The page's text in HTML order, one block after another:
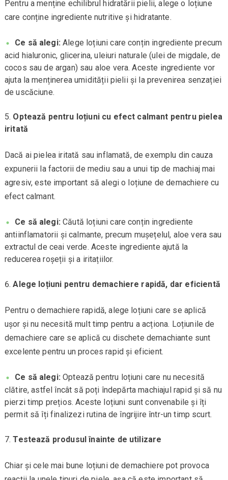
Pentru a menține echilibrul hidratării pielii, alege o loțiune
care conține ingrediente nutritive și hidratante.
Ce să alegi: Alege loțiuni care conțin ingrediente precum
acid hialuronic, glicerina, uleiuri naturale (ulei de migdale, de
cocos sau de argan) sau aloe vera. Aceste ingrediente vor
ajuta la menținerea umidității pielii și la prevenirea senzației
de uscăciune.
Optează pentru loțiuni cu efect calmant pentru pielea
iritată
Dacă ai pielea iritată sau inflamată, de exemplu din cauza
expunerii la factorii de mediu sau a unui tip de machiaj mai
agresiv, este important să alegi o loțiune de demachiere cu
efect calmant.
Ce să alegi: Căută loțiuni care conțin ingrediente
antiinflamatorii și calmante, precum mușețelul, aloe vera sau
extractul de ceai verde. Aceste ingrediente ajută la
reducerea roșeții și a iritațiilor.
Alege loțiuni pentru demachiere rapidă, dar eficientă
Pentru o demachiere rapidă, alege loțiuni care se aplică
ușor și nu necesită mult timp pentru a acționa. Loțiunile de
demachiere care se aplică cu dischete demachiante sunt
excelente pentru un proces rapid și eficient.
Ce să alegi: Optează pentru loțiuni care nu necesită
clătire, astfel încât să poți îndepărta machiajul rapid și să nu
pierzi timp prețios. Aceste loțiuni sunt convenabile și îți
permit să îți finalizezi rutina de îngrijire într-un timp scurt.
Testează produsul înainte de utilizare
Chiar și cele mai bune loțiuni de demachiere pot provoca